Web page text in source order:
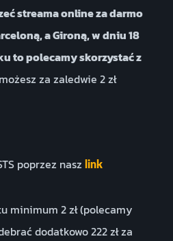
streama online za darmo
a Gironą, w dniu 18
to polecamy skorzystać z
za zaledwie 2 zł
poprzez nasz link
minimum 2 zł (polecamy
dodatkowo 222 zł za